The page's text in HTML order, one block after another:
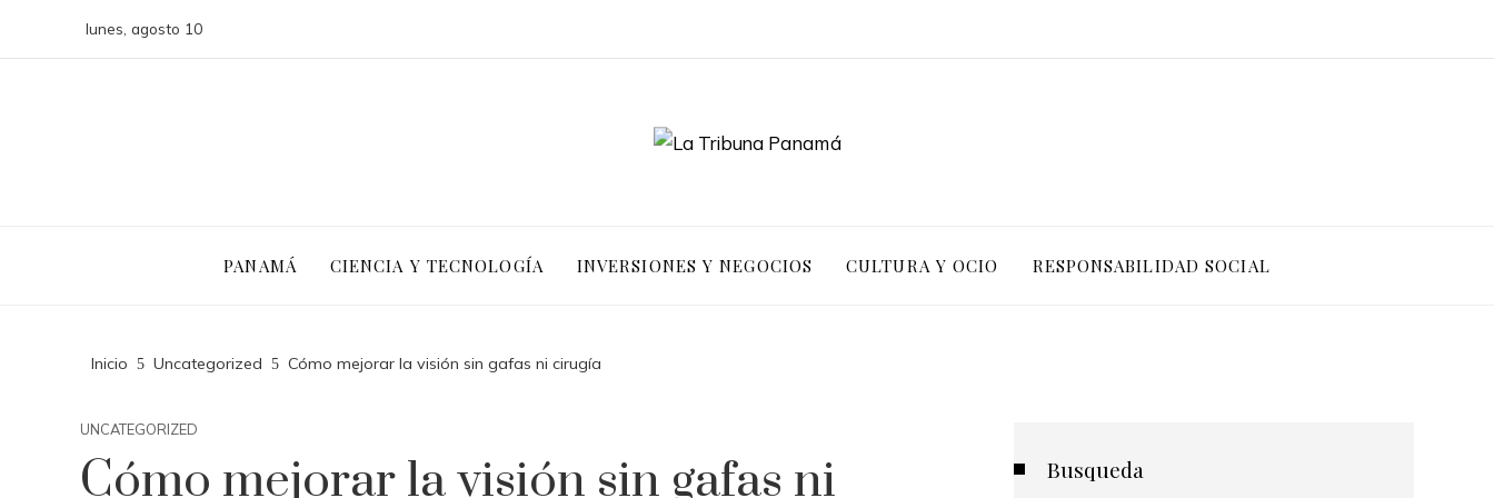
lunes, agosto 10
PANAMÁ CIENCIA Y TECNOLOGÍA INVERSIONES Y NEGOCIOS CULTURA Y OCIO RESPONSABILIDAD SOCIAL
Inicio Uncategorized Cómo mejorar la visión sin gafas ni cirugía
UNCATEGORIZED
Cómo mejorar la visión sin gafas ni Busqueda